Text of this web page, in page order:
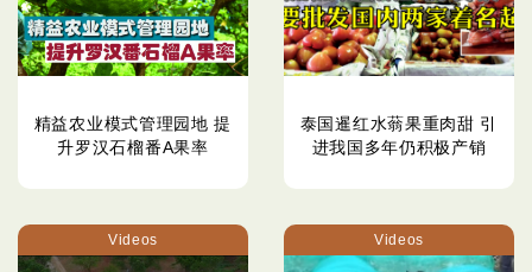
精益农业模式管理园地 提
升罗汉石榴番A果率
泰国暹红水蓊果重肉甜 引
进我国多年仍积极产销
Videos Videos